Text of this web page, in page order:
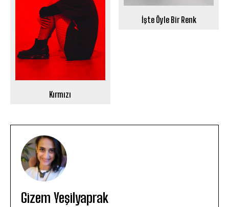
Kırmızı
İşte Öyle Bir Renk
Gizem Yeşilyaprak